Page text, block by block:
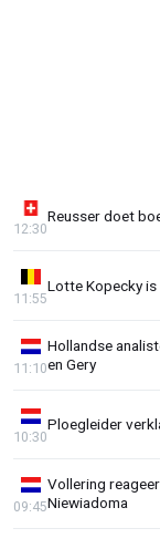
Reusser doet
12:30
Lotte Kopecky
11:55
Hollandse
en Gery
11:10
Ploegleider
10:30
Vollering
Niewiadoma
09:45